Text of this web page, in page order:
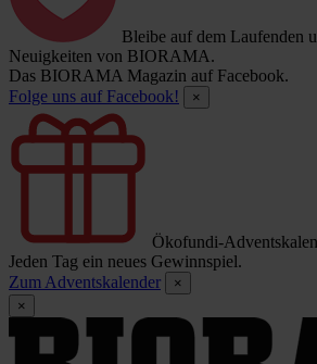
Bleibe auf dem Laufenden
Neuigkeiten von BIORAMA.
Das BIORAMA Magazin auf Facebook.
Folge uns auf Facebook!
×
Ökofundi-
Jeden Tag ein neues Gewinnspiel.
Zum Adventskalender
×
×